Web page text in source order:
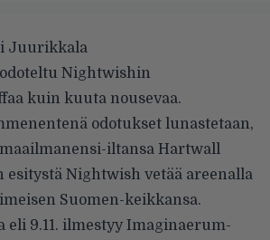
Juurikkala
Nightwishin
kuin kuuta nousevaa.
odotukset lunastetaan,
iltansa Hartwall
esitystä Nightwish vetää areenalla
Suomen-keikkansa.
eli 9.11. ilmestyy Imaginaerum-